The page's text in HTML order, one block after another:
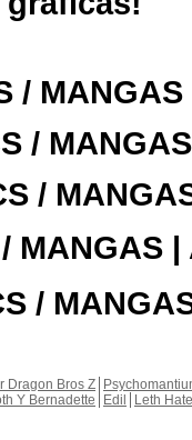
/
/
/
MANGAS |
/
Dragon Bros Z
Y Bernadette Edil
Leth Hate